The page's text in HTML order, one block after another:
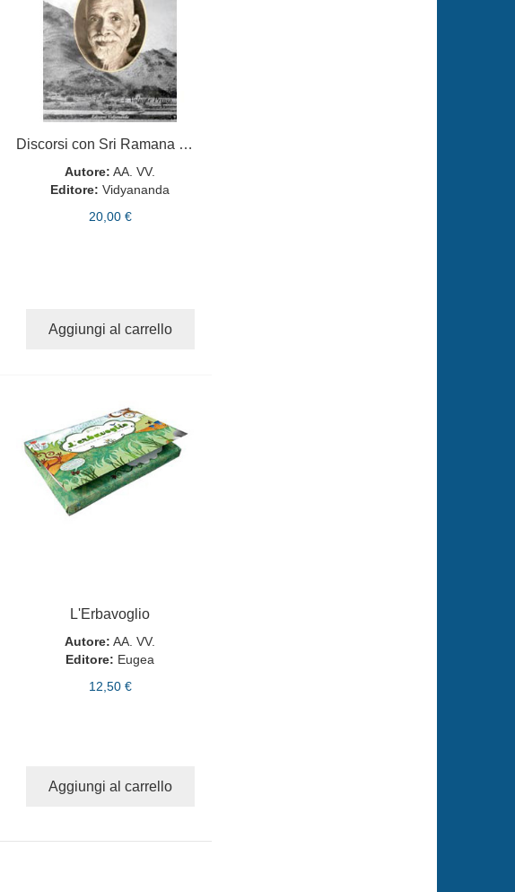
Discorsi con Sri Ramana Maharshi volume 1
Autore: AA. VV.
Editore: Vidyananda
20,00 €
Aggiungi al carrello
L'Erbavoglio
Autore: AA. VV.
Editore: Eugea
12,50 €
Aggiungi al carrello